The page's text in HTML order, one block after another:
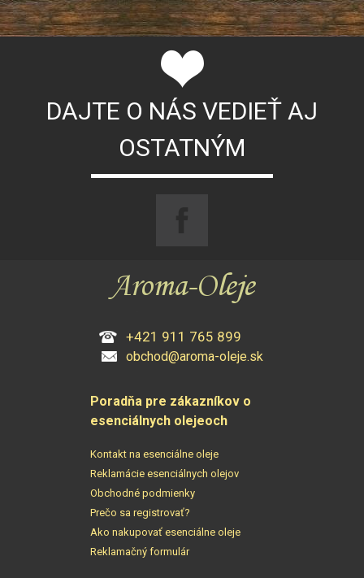
DAJTE O NÁS VEDIEŤ AJ
OSTATNÝM
+421 911 765 899
obchod@aroma-oleje.sk
Poradňa pre zákazníkov o
esenciálnych olejeoch
Kontakt na esenciálne oleje
Reklamácie esenciálnych olejov
Obchodné podmienky
Prečo sa registrovať?
Ako nakupovať esenciálne oleje
Reklamačný formulár